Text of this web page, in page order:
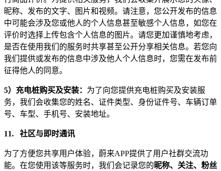
昵称、发布的文字、图片和视频。请注意，您公开发布的信息
中可能会涉及您或他人的个人信息甚至敏感个人信息，如您在
评价时选择上传包含个人信息的图片。请您更加谨慎地考虑，
是否在使用我们的服务时共享甚至公开分享相关信息。若您向
我们提供或发布的信息中涉及他人个人信息时，您需在发布前
征得他人的同意。
5）充电桩购买及安装： 为了向您提供充电桩购买及安装服
务，我们会收集您的姓名、证件类型、身份证件号、车辆订单
号、车型、手机号、安装地址。
11. 社区与即时通讯
为了方便您共享用户体验，蔚来APP提供了用户社群交流功
能。在您使用该等服务时，我们会记录您的 昵称、关注、粉丝